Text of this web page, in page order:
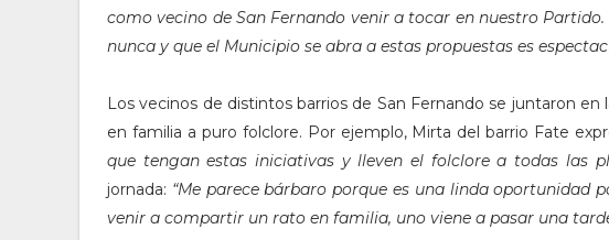
como vecino de San Fernando venir a tocar en nuestro
nunca y que el Municipio se abra a estas propuestas es
Los vecinos de distintos barrios de San Fernando se juntaron
en familia a puro folclore. Por ejemplo, Mirta del barrio Fate
que tengan estas iniciativas y lleven el folclore a todas las
jornada: “Me parece bárbaro porque es una linda oportunidad
venir a compartir un rato en familia, uno viene a pasar una